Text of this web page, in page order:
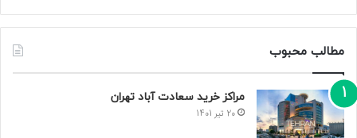
مطالب محبوب
مراکز خرید سعادت‌ آباد تهران
20 تیر 1401